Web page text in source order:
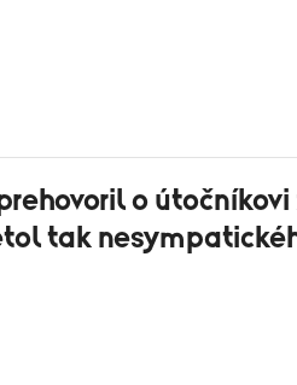
o útočníkovi
tak